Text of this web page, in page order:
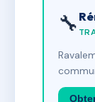
🔧